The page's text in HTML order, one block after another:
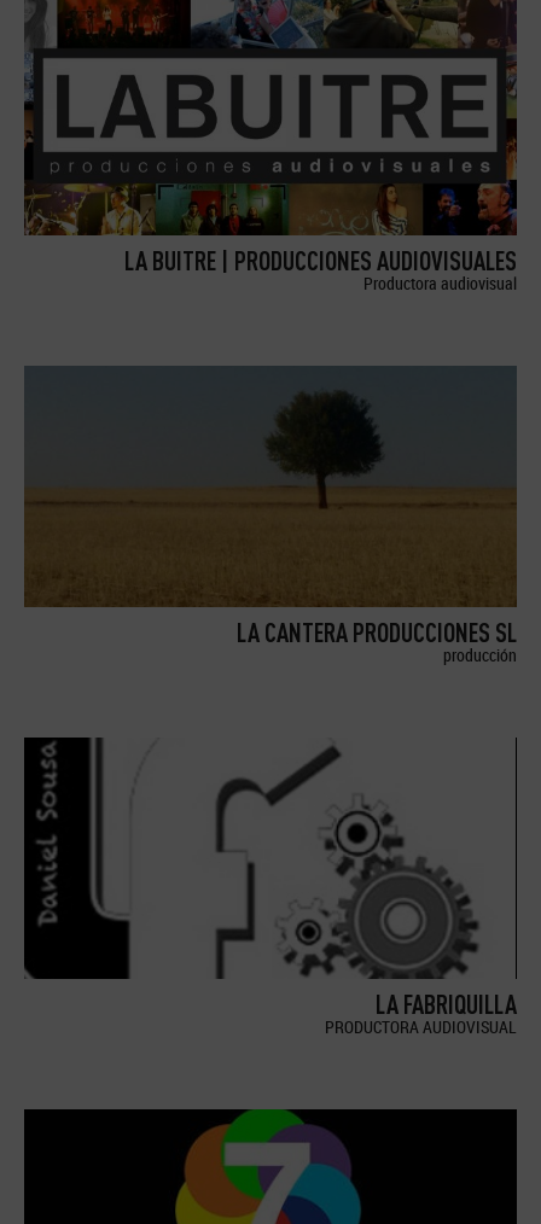
LA BUITRE | PRODUCCIONES AUDIOVISUALES
Productora audiovisual
LA CANTERA PRODUCCIONES SL
producción
LA FABRIQUILLA
PRODUCTORA AUDIOVISUAL